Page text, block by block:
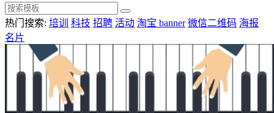
热门搜索: 培训 科技 招聘 活动 淘宝 banner 微信二维码 海报
名片